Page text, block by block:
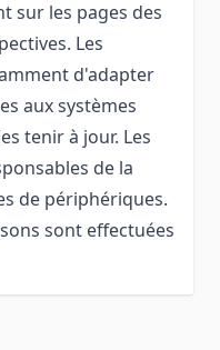
sur les pages des
Les
d'adapter
aux systèmes
tenir à jour. Les
de la
de périphériques.
sont effectuées